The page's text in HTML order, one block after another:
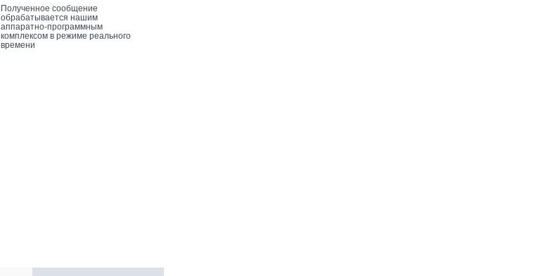
Полученное сообщение
обрабатывается нашим
аппаратно-программным
комплексом в режиме реального
времени